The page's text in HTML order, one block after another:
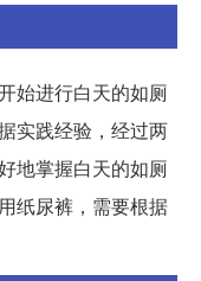
始进行白天的如厕
实践经验，经过两
地掌握白天的如厕
纸尿裤，需要根据